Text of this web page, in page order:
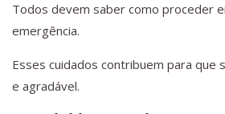
Todos devem saber como proceder
emergência.
Esses cuidados contribuem para que
e agradável.